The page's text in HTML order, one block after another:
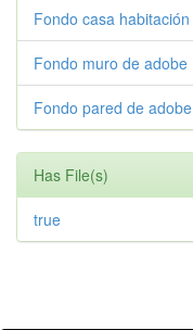
Fondo casa habitación
Fondo muro de adobe
Fondo pared de adobe
Has File(s)
true